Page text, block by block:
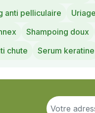
anti pelliculaire
Shampoing doux
chute Serum keratine